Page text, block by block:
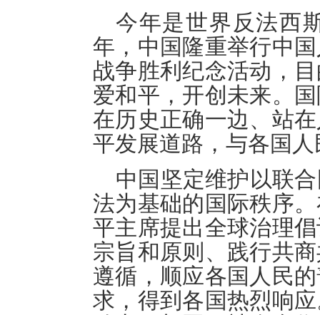
今年是世界反法西
年，中国隆重举行中
战争胜利纪念活动，
爱和平，开创未来。
在历史正确一边、站
平发展道路，与各国
中国坚定维护以联
法为基础的国际秩序
平主席提出全球治理
宗旨和原则、践行共
遵循，顺应各国人民
求，得到各国热烈响